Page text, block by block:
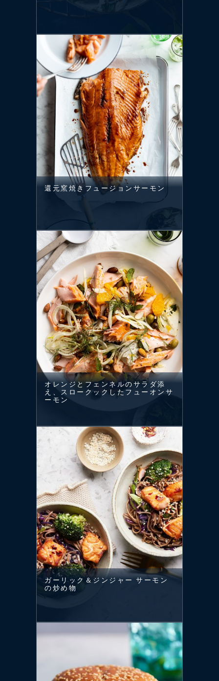
還元窯焼きフュージョンサーモン
オレンジとフェンネルのサラダ添
え、スロークックしたフューオンサ
ーモン
ガーリック＆ジンジャー サーモン
の炒め物